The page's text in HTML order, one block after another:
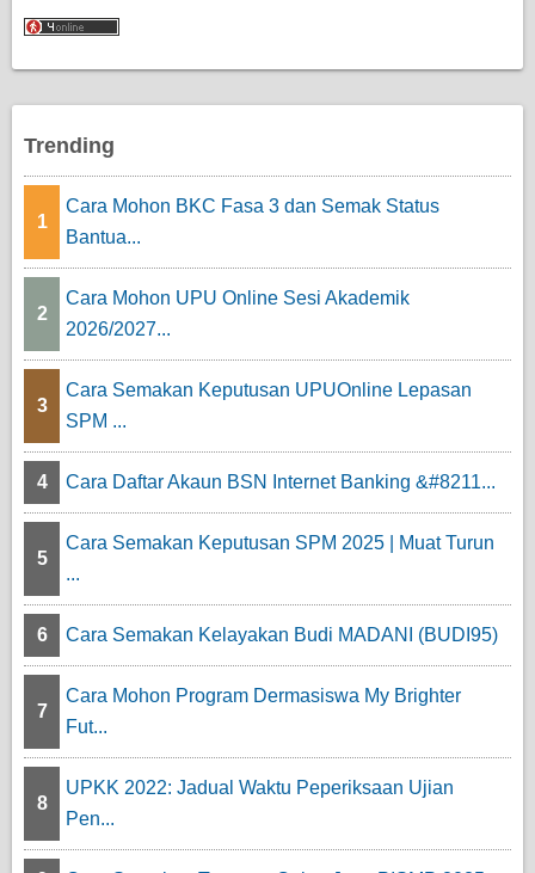
Trending
1
Cara Mohon BKC Fasa 3 dan Semak Status
Bantua...
2
Cara Mohon UPU Online Sesi Akademik
2026/2027...
3
Cara Semakan Keputusan UPUOnline Lepasan
SPM ...
4 Cara Daftar Akaun BSN Internet Banking &#8211...
5
Cara Semakan Keputusan SPM 2025 | Muat Turun
...
6 Cara Semakan Kelayakan Budi MADANI (BUDI95)
7
Cara Mohon Program Dermasiswa My Brighter
Fut...
8
UPKK 2022: Jadual Waktu Peperiksaan Ujian
Pen...